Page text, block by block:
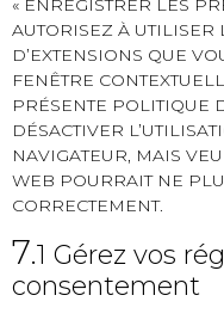
« ENREGISTRER LES
AUTORISEZ À UTILISER
D’EXTENSIONS QUE
FENÊTRE
PRÉSENTE POLITIQUE
DÉSACTIVER
NAVIGATEUR, MAIS
WEB POURRAIT NE
CORRECTEMENT.
7.1 Gérez vos
consentement